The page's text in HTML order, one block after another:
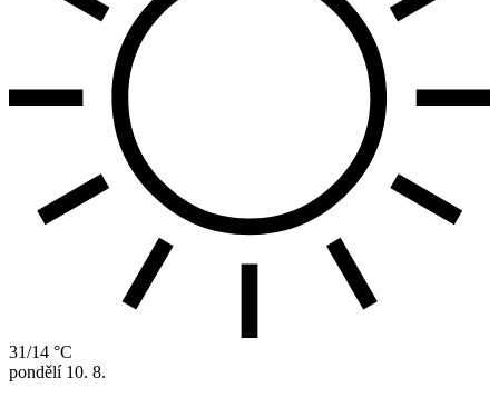
31/14 °C
pondělí 10. 8.